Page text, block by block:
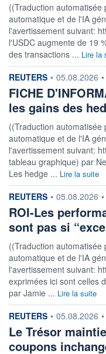
((Traduction
automatique et de l'IA
l'avertissement suivant:
l'USDC augmente de 19
des transactions ... Lire la
information fournie par
REUTERS • 05.08.2026 •
FICHE
les gains des
((Traduction
automatique et de l'IA
l'avertissement suivant:
tableau graphique) par
Les hedge ... Lire la suite
information fournie par
REUTERS • 05.08.2026 •
ROI-Les
sont pas si
((Traduction
automatique et de l'IA
l'avertissement suivant:
exprimées ici sont celles
par Jamie ... Lire la suite
information fournie par
REUTERS • 05.08.2026 •
Le Trésor
coupons